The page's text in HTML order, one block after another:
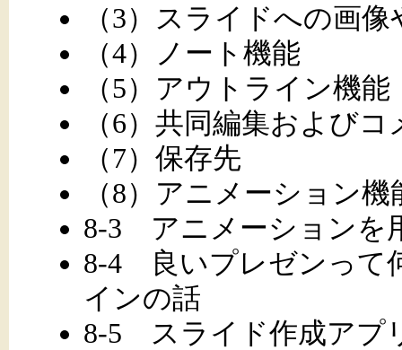
（3）スライドへの画
（4）ノート機能
（5）アウトライン機能
（6）共同編集および
（7）保存先
（8）アニメーション機
8-3 アニメーションを
8-4 良いプレゼンって
インの話
8-5 スライド作成アプ